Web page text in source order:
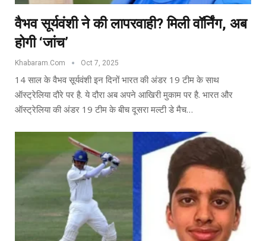
वैभव सूर्यवंशी ने की लापरवाही? मिली वॉर्निंग, अब
होगी ‘जांच’
Khabaram.Com Oct 7, 2025
14 साल के वैभव सूर्यवंशी इन दिनों भारत की अंडर 19 टीम के साथ
ऑस्ट्रेलिया दौरे पर है. ये दौरा अब अपने आखिरी मुकाम पर है. भारत और
ऑस्ट्रेलिया की अंडर 19 टीम के बीच दूसरा मल्टी डे मैच…